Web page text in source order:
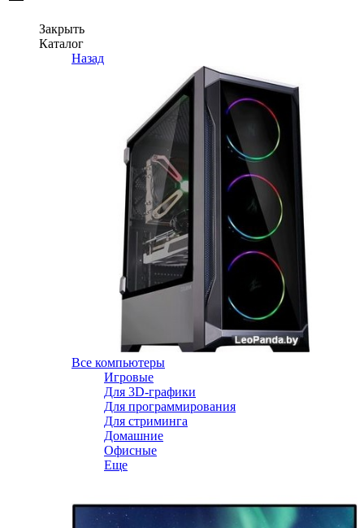
Закрыть
Каталог
Назад
Все компьютеры
Игровые
Для 3D-графики
Для программирования
Для стриминга
Домашние
Офисные
Еще